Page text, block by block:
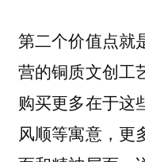
第二个价值点就
营的铜质文创工
购买更多在于这
风顺等寓意，更